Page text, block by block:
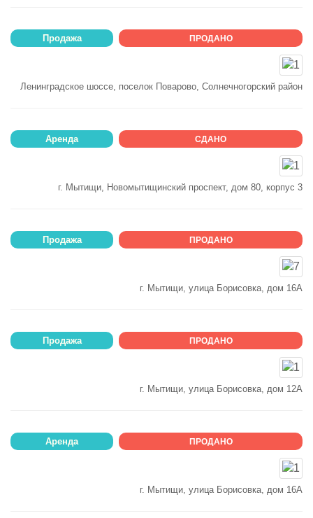
Продажа ПРОДАНО
Ленинградское шоссе, поселок Поварово, Солнечногорский район
Аренда СДАНО
г. Мытищи, Новомытищинский проспект, дом 80, корпус 3
Продажа ПРОДАНО
г. Мытищи, улица Борисовка, дом 16А
Продажа ПРОДАНО
г. Мытищи, улица Борисовка, дом 12А
Аренда ПРОДАНО
г. Мытищи, улица Борисовка, дом 16А